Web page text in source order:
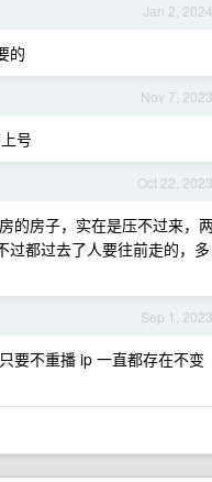
Jan 2, 2024
的
Nov 7, 2023
号
Oct 22, 2023
的房子，实在是压不过来，
过都过去了人要往前走的，多
Sep 1, 2023
要不重播 ip 一直都存在不变